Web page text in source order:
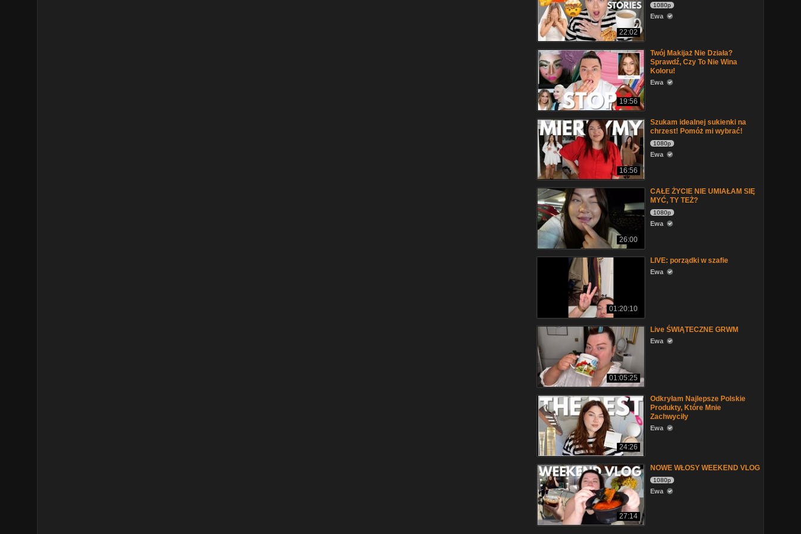
22:02
1080p
Ewa
19:56
Twój Makijaż Nie Działa?
Sprawdź, Czy To Nie Wina
Koloru!
Ewa
16:56
Szukam idealnej sukienki na
chrzest! Pomóż mi wybrać!
1080p
Ewa
26:00
CAŁE ŻYCIE NIE UMIAŁAM SIĘ
MYĆ, TY TEŻ?
1080p
Ewa
01:20:10
LIVE: porządki w szafie
Ewa
01:05:25
Live ŚWIĄTECZNE GRWM
Ewa
24:26
Odkryłam Najlepsze Polskie
Produkty, Które Mnie
Zachwyciły
Ewa
27:14
NOWE WŁOSY WEEKEND VLOG
1080p
Ewa